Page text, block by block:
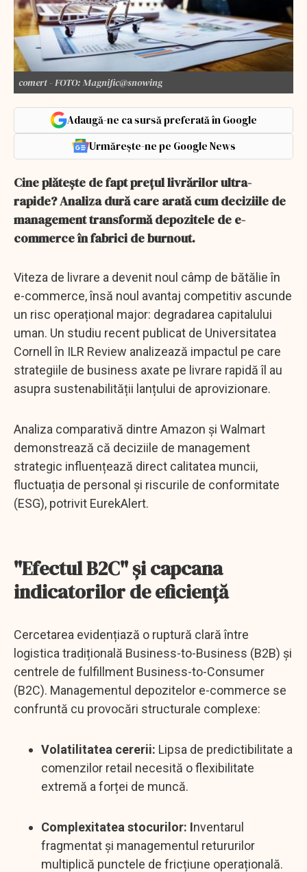
comert - FOTO: Magnific@snowing
Adaugă-ne ca sursă preferată în Google
Urmărește-ne pe Google News
Cine plătește de fapt prețul livrărilor ultra-
rapide? Analiza dură care arată cum deciziile de
management transformă depozitele de e-
commerce în fabrici de burnout.
Viteza de livrare a devenit noul câmp de bătălie în
e-commerce, însă noul avantaj competitiv ascunde
un risc operațional major: degradarea capitalului
uman. Un studiu recent publicat de Universitatea
Cornell în ILR Review analizează impactul pe care
strategiile de business axate pe livrare rapidă îl au
asupra sustenabilității lanțului de aprovizionare.
Analiza comparativă dintre Amazon și Walmart
demonstrează că deciziile de management
strategic influențează direct calitatea muncii,
fluctuația de personal și riscurile de conformitate
(ESG), potrivit EurekAlert.
"Efectul B2C" și capcana
indicatorilor de eficiență
Cercetarea evidențiază o ruptură clară între
logistica tradițională Business-to-Business (B2B) și
centrele de fulfillment Business-to-Consumer
(B2C). Managementul depozitelor e-commerce se
confruntă cu provocări structurale complexe:
Volatilitatea cererii: Lipsa de predictibilitate a
comenzilor retail necesită o flexibilitate
extremă a forței de muncă.
Complexitatea stocurilor: Inventarul
fragmentat și managementul retururilor
multiplică punctele de fricțiune operațională.